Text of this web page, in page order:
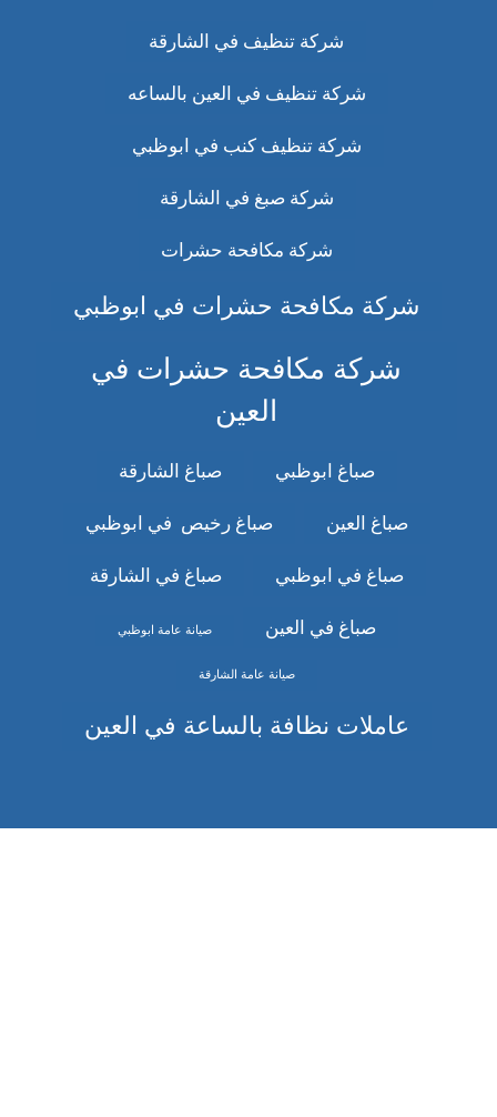
شركة تنظيف في الشارقة
شركة تنظيف في العين بالساعه
شركة تنظيف كنب في ابوظبي
شركة صبغ في الشارقة
شركة مكافحة حشرات
شركة مكافحة حشرات في ابوظبي
شركة مكافحة حشرات في
العين
صباغ ابوظبي صباغ الشارقة
صباغ العين صباغ رخيص في ابوظبي
صباغ في ابوظبي صباغ في الشارقة
صباغ في العين صيانة عامة ابوظبي
صيانة عامة الشارقة
عاملات نظافة بالساعة في العين